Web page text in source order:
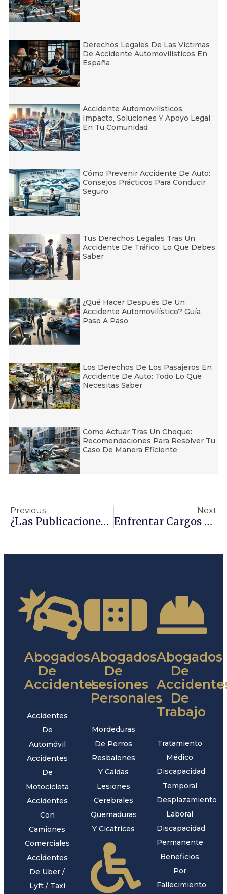
Derechos Legales De Las Víctimas
De Accidente Automovilísticos En
España
Accidente Automovilísticos:
Impacto, Soluciones Y Apoyo Legal
En Tu Comunidad
Cómo Prevenir Accidente De Auto:
Consejos Prácticos Para Conducir
Seguro
Tus Derechos Legales Tras Un
Accidente De Tráfico: Lo Que Debes
Saber
¿Qué Hacer Después De Un
Accidente Automovilístico? Guía
Paso A Paso
Los Derechos De Los Pasajeros En
Accidente De Auto: Todo Lo Que
Necesitas Saber
Cómo Actuar Tras Un Choque:
Recomendaciones Para Resolver Tu
Caso De Manera Eficiente
Previous
¿Las Publicaciones De Facebook Son Admisibles Como Evidencia?
Next
Enfrentar Cargos Penales Por Violencia Doméstica
Abogados
De
Accidentes
Accidentes
De
Automóvil
Accidentes
De
Motocicleta
Accidentes
Con
Camiones
Comerciales
Accidentes
De Uber /
Lyft / Taxi
Abogados
De
Lesiones
Personales
Mordeduras
De Perros
Resbalones
Y Caídas
Lesiones
Cerebrales
Quemaduras
Y Cicatrices
Abogados
De
De
Trabajo
Tratamiento
Médico
Discapacidad
Temporal
Desplazamiento
Laboral
Discapacidad
Permanente
Beneficios
Por
Fallecimiento